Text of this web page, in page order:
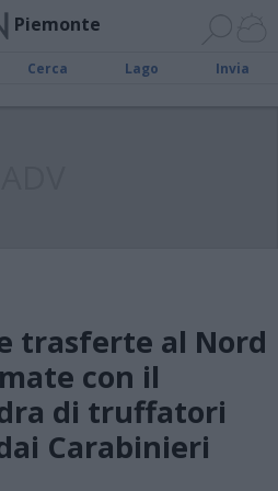
Piemonte
Cerca Lago Invia
trasferte al Nord
con il
di truffatori
Carabinieri